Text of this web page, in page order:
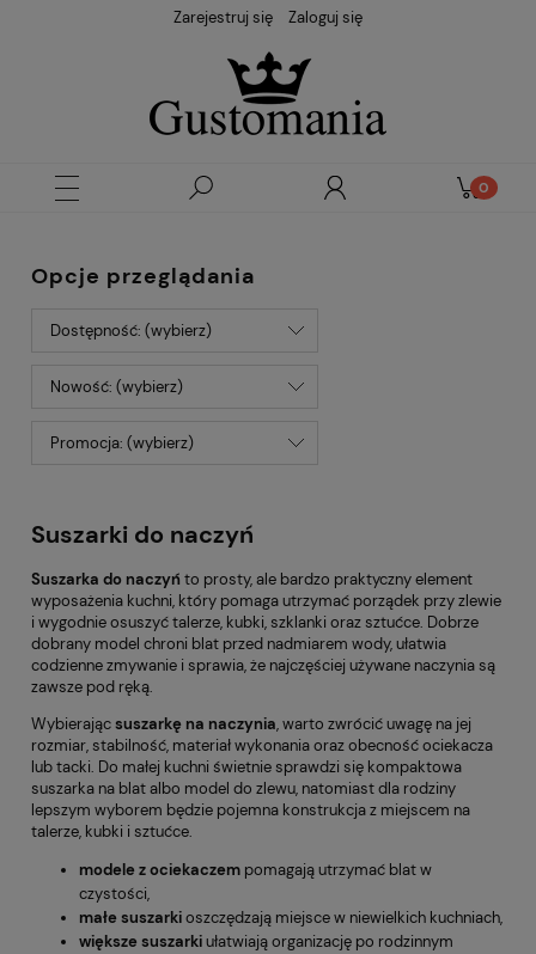
Zarejestruj się Zaloguj się
Opcje przeglądania
Dostępność: (wybierz)
Nowość: (wybierz)
Promocja: (wybierz)
Suszarki do naczyń
Suszarka do naczyń to prosty, ale bardzo praktyczny element
wyposażenia kuchni, który pomaga utrzymać porządek przy zlewie
i wygodnie osuszyć talerze, kubki, szklanki oraz sztućce. Dobrze
dobrany model chroni blat przed nadmiarem wody, ułatwia
codzienne zmywanie i sprawia, że najczęściej używane naczynia są
zawsze pod ręką.
Wybierającsuszarkę na naczynia, warto zwrócić uwagę na jej
rozmiar, stabilność, materiał wykonania oraz obecność ociekacza
lub tacki. Do małej kuchni świetnie sprawdzi się kompaktowa
suszarka na blat albo model do zlewu, natomiast dla rodziny
lepszym wyborem będzie pojemna konstrukcja z miejscem na
talerze, kubki i sztućce.
modele z ociekaczem pomagają utrzymać blat w
czystości,
małe suszarkioszczędzają miejsce w niewielkich kuchniach,
większe suszarkiułatwiają organizację po rodzinnym